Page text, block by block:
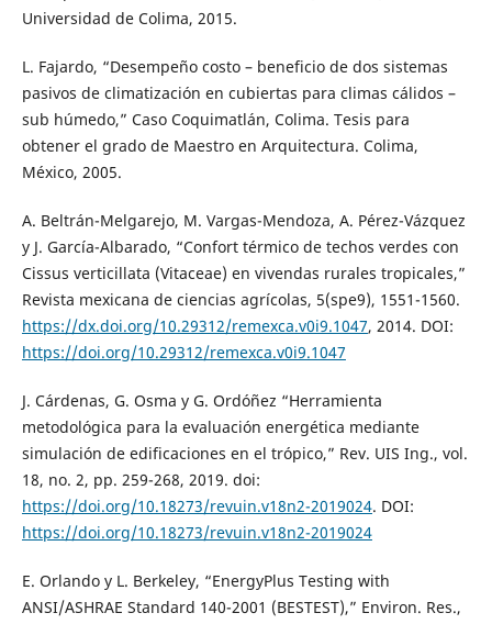
Universidad de Colima, 2015.
L. Fajardo, “Desempeño costo – beneficio de dos sistemas
pasivos de climatización en cubiertas para climas cálidos –
sub húmedo,” Caso Coquimatlán, Colima. Tesis para
obtener el grado de Maestro en Arquitectura. Colima,
México, 2005.
A. Beltrán-Melgarejo, M. Vargas-Mendoza, A. Pérez-Vázquez
y J. García-Albarado, “Confort térmico de techos verdes con
Cissus verticillata (Vitaceae) en vivendas rurales tropicales,”
Revista mexicana de ciencias agrícolas, 5(spe9), 1551-1560.
https://dx.doi.org/10.29312/remexca.v0i9.1047, 2014. DOI:
https://doi.org/10.29312/remexca.v0i9.1047
J. Cárdenas, G. Osma y G. Ordóñez “Herramienta
metodológica para la evaluación energética mediante
simulación de edificaciones en el trópico,” Rev. UIS Ing., vol.
18, no. 2, pp. 259-268, 2019. doi:
https://doi.org/10.18273/revuin.v18n2-2019024. DOI:
https://doi.org/10.18273/revuin.v18n2-2019024
E. Orlando y L. Berkeley, “EnergyPlus Testing with
ANSI/ASHRAE Standard 140-2001 (BESTEST),” Environ. Res.,